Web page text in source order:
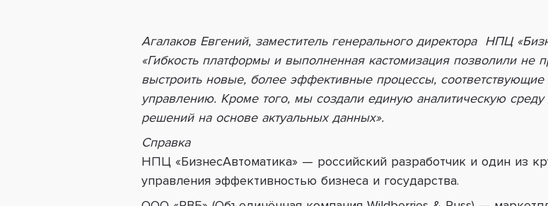
Агалаков Евгений, заместитель генерального директора НПЦ
«Гибкость платформы и выполненная кастомизация позволили не
выстроить новые, более эффективные процессы,
управлению. Кроме того, мы создали единую аналитическую среду
решений на основе актуальных данных».
Справка
НПЦ «БизнесАвтоматика» — российский разработчик и один из
управления эффективностью бизнеса и государства.